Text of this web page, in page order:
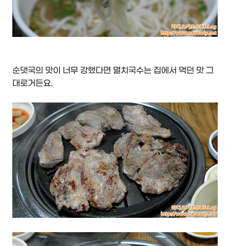
순댓국의 맛이 너무 강했다면 멸치국수는 집에서 먹던 맛 그
대로거든요.